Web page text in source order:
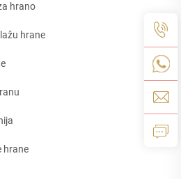
hrano
hrane
hrane